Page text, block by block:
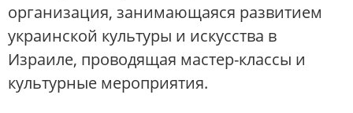
организация, занимающаяся развитием
украинской культуры и искусства в
Израиле, проводящая мастер-классы и
культурные мероприятия.